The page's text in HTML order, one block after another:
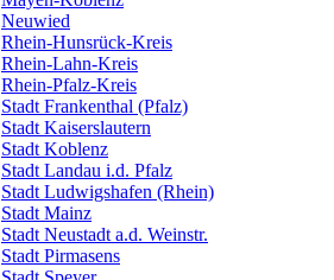
Neuwied
Rhein-Hunsrück-Kreis
Rhein-Lahn-Kreis
Rhein-Pfalz-Kreis
Stadt Frankenthal (Pfalz)
Stadt Kaiserslautern
Stadt Koblenz
Stadt Landau i.d. Pfalz
Stadt Ludwigshafen (Rhein)
Stadt Mainz
Stadt Neustadt a.d. Weinstr.
Stadt Pirmasens